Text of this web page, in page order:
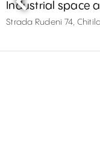
Industrial space
Strada Rudeni 74,